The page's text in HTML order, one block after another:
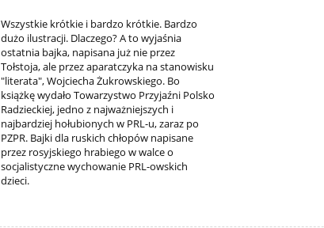
Wszystkie krótkie i bardzo krótkie. Bardzo
dużo ilustracji. Dlaczego? A to wyjaśnia
ostatnia bajka, napisana już nie przez
Tołstoja, ale przez aparatczyka na stanowisku
"literata", Wojciecha Żukrowskiego. Bo
książkę wydało Towarzystwo Przyjaźni Polsko
Radzieckiej, jedno z najważniejszych i
najbardziej hołubionych w PRL-u, zaraz po
PZPR. Bajki dla ruskich chłopów napisane
przez rosyjskiego hrabiego w walce o
socjalistyczne wychowanie PRL-owskich
dzieci.